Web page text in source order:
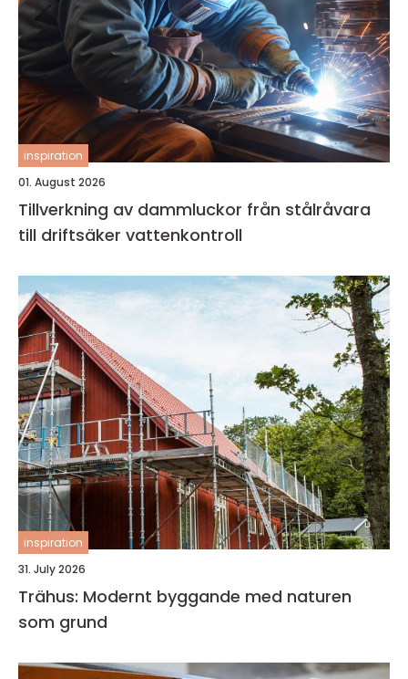
inspiration
01. August 2026
Tillverkning av dammluckor från stålråvara
till driftsäker vattenkontroll
inspiration
31. July 2026
Trähus: Modernt byggande med naturen
som grund